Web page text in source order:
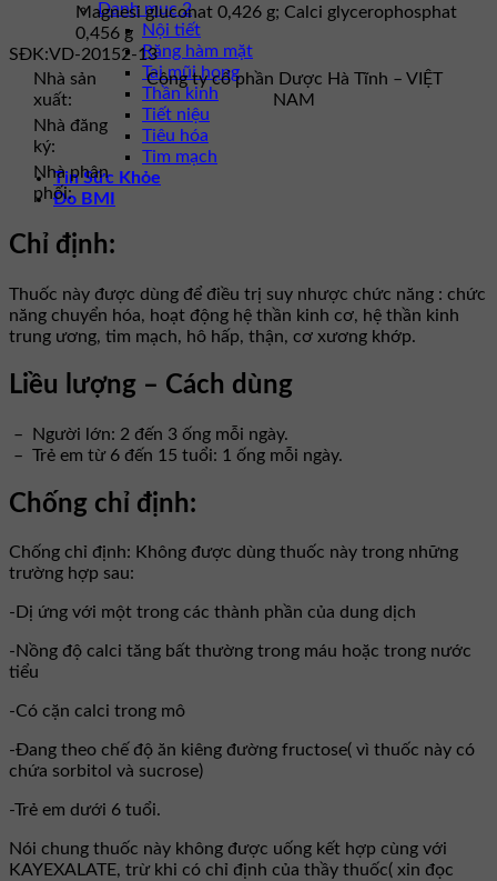
Danh mục 2
Nội tiết
Răng hàm mặt
Tai mũi họng
Thần kinh
Tiết niệu
Tiêu hóa
Tim mạch
Tin Sức Khỏe
Đo BMI
Magnesi gluconat 0,426 g; Calci glycerophosphat
0,456 g
SĐK:VD-20152-13
Nhà sản
xuất:
Công ty cổ phần Dược Hà Tĩnh – VIỆT
NAM
Nhà đăng
ký:
Nhà phân
phối:
Chỉ định:
Thuốc này được dùng để điều trị suy nhược chức năng : chức
năng chuyển hóa, hoạt động hệ thần kinh cơ, hệ thần kinh
trung ương, tim mạch, hô hấp, thận, cơ xương khớp.
Liều lượng – Cách dùng
– Người lớn: 2 đến 3 ống mỗi ngày.
– Trẻ em từ 6 đến 15 tuổi: 1 ống mỗi ngày.
Chống chỉ định:
Chống chỉ định: Không được dùng thuốc này trong những
trường hợp sau:
-Dị ứng với một trong các thành phần của dung dịch
-Nồng độ calci tăng bất thường trong máu hoặc trong nước
tiểu
-Có cặn calci trong mô
-Đang theo chế độ ăn kiêng đường fructose( vì thuốc này có
chứa sorbitol và sucrose)
-Trẻ em dưới 6 tuổi.
Nói chung thuốc này không được uống kết hợp cùng với
KAYEXALATE, trừ khi có chỉ định của thầy thuốc( xin đọc